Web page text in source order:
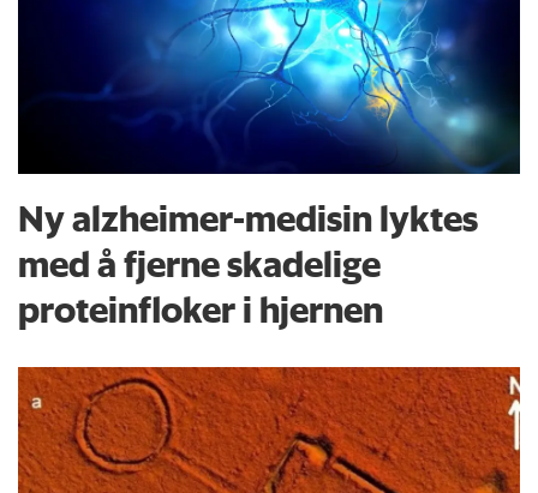
Ny alzheimer-medisin lyktes
med å fjerne skadelige
proteinfloker i hjernen